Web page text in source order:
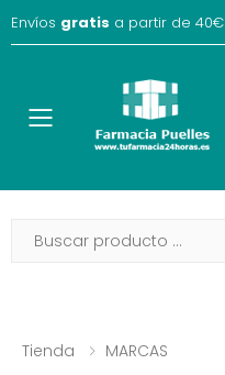
Envíos gratis a partir de 40€
Toggle
Tienda MARCAS